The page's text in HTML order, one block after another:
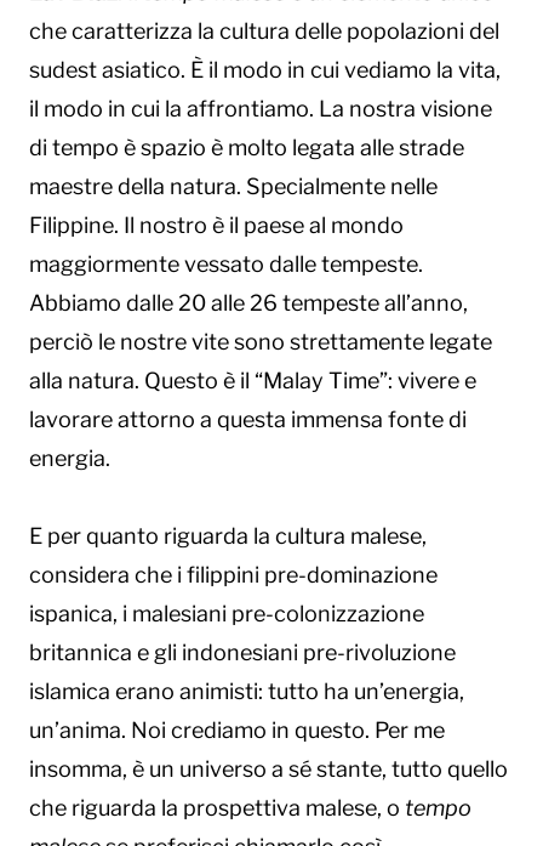
che caratterizza la cultura delle popolazioni del
sudest asiatico. È il modo in cui vediamo la vita,
il modo in cui la affrontiamo. La nostra visione
di tempo è spazio è molto legata alle strade
maestre della natura. Specialmente nelle
Filippine. Il nostro è il paese al mondo
maggiormente vessato dalle tempeste.
Abbiamo dalle 20 alle 26 tempeste all’anno,
perciò le nostre vite sono strettamente legate
alla natura. Questo è il “Malay Time”: vivere e
lavorare attorno a questa immensa fonte di
energia.
E per quanto riguarda la cultura malese,
considera che i filippini pre-dominazione
ispanica, i malesiani pre-colonizzazione
britannica e gli indonesiani pre-rivoluzione
islamica erano animisti: tutto ha un’energia,
un’anima. Noi crediamo in questo. Per me
insomma, è un universo a sé stante, tutto quello
che riguarda la prospettiva malese, o tempo